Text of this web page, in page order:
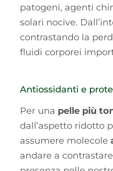
patogeni, agenti
solari nocive.
contrastando la
fluidi corporei
Antiossidanti e
Per una pelle più
dall’aspetto ridotto
assumere molecole
andare a contrastare